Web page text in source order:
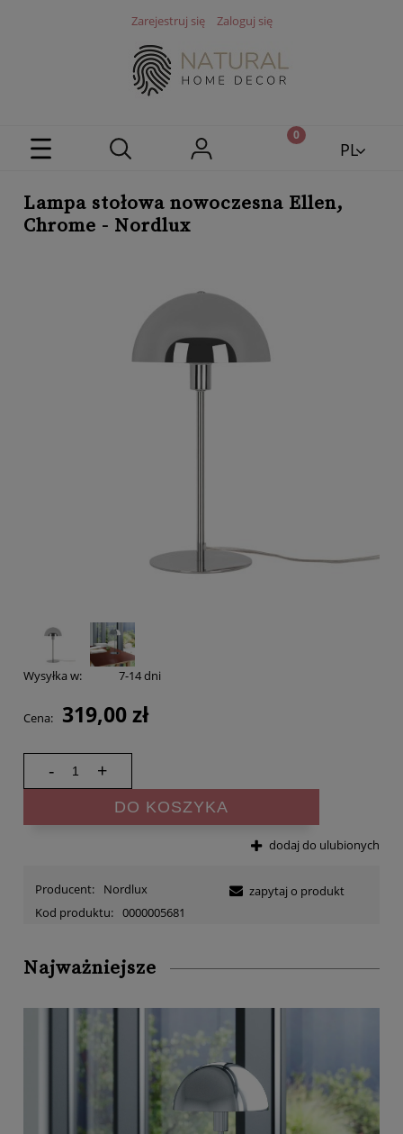
Zarejestruj się Zaloguj się
PL
Lampa stołowa nowoczesna Ellen,
Chrome - Nordlux
Wysyłka w: 7-14 dni
Cena: 319,00 zł
- +
DO KOSZYKA
dodaj do ulubionych
Producent:
Nordlux
Kod produktu: 0000005681
zapytaj o produkt
Najważniejsze